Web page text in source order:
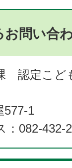
お問い合
認定こど
577-1
：082-432-